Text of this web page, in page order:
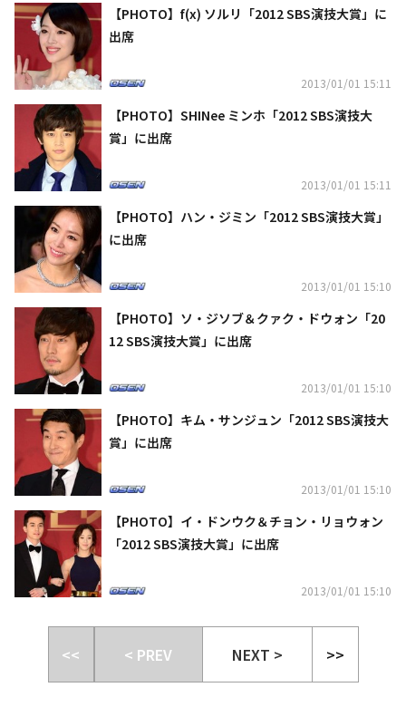
【PHOTO】f(x) ソルリ「2012 SBS演技大賞」に
出席
2013/01/01 15:11
【PHOTO】SHINee ミンホ「2012 SBS演技大
賞」に出席
2013/01/01 15:11
【PHOTO】ハン・ジミン「2012 SBS演技大賞」
に出席
2013/01/01 15:10
【PHOTO】ソ・ジソブ＆クァク・ドウォン「20
12 SBS演技大賞」に出席
2013/01/01 15:10
【PHOTO】キム・サンジュン「2012 SBS演技大
賞」に出席
2013/01/01 15:10
【PHOTO】イ・ドンウク＆チョン・リョウォン
「2012 SBS演技大賞」に出席
2013/01/01 15:10
<< < PREV NEXT > >>